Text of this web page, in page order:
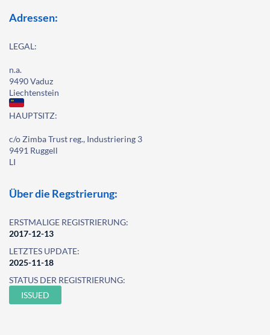
Adressen:
LEGAL:
n.a.
9490 Vaduz
Liechtenstein
HAUPTSITZ:
c/o Zimba Trust reg., Industriering 3
9491 Ruggell
LI
Über die Regstrierung:
ERSTMALIGE REGISTRIERUNG:
2017-12-13
LETZTES UPDATE:
2025-11-18
STATUS DER REGISTRIERUNG:
ISSUED